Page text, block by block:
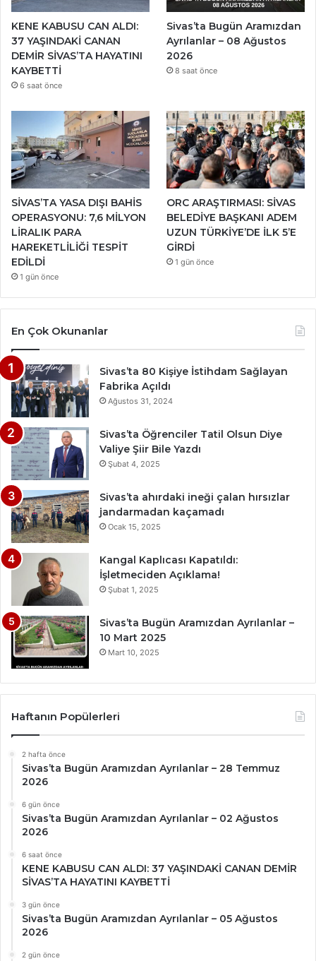
KENE KABUSU CAN ALDI:
37 YAŞINDAKİ CANAN
DEMİR SİVAS’TA HAYATINI
KAYBETTİ
6 saat önce
Sivas’ta Bugün Aramızdan
Ayrılanlar – 08 Ağustos
2026
8 saat önce
SİVAS’TA YASA DIŞI BAHİS
OPERASYONU: 7,6 MİLYON
LİRALIK PARA
HAREKETLİLİĞİ TESPİT
EDİLDİ
1 gün önce
ORC ARAŞTIRMASI: SİVAS
BELEDİYE BAŞKANI ADEM
UZUN TÜRKİYE’DE İLK 5’E
GİRDİ
1 gün önce
En Çok Okunanlar
Sivas’ta 80 Kişiye İstihdam Sağlayan
Fabrika Açıldı
Ağustos 31, 2024
Sivas’ta Öğrenciler Tatil Olsun Diye
Valiye Şiir Bile Yazdı
Şubat 4, 2025
Sivas’ta ahırdaki ineği çalan hırsızlar
jandarmadan kaçamadı
Ocak 15, 2025
Kangal Kaplıcası Kapatıldı:
İşletmeciden Açıklama!
Şubat 1, 2025
Sivas’ta Bugün Aramızdan Ayrılanlar –
10 Mart 2025
Mart 10, 2025
Haftanın Popülerleri
2 hafta önce
Sivas’ta Bugün Aramızdan Ayrılanlar – 28 Temmuz
2026
6 gün önce
Sivas’ta Bugün Aramızdan Ayrılanlar – 02 Ağustos
2026
6 saat önce
KENE KABUSU CAN ALDI: 37 YAŞINDAKİ CANAN DEMİR
SİVAS’TA HAYATINI KAYBETTİ
3 gün önce
Sivas’ta Bugün Aramızdan Ayrılanlar – 05 Ağustos
2026
2 gün önce